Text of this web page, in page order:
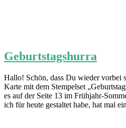
Geburtstagshurra
Hallo! Schön, dass Du wieder vorbei
Karte mit dem Stempelset
es auf der Seite 13 im Frühjahr-
ich für heute gestaltet habe, hat mal